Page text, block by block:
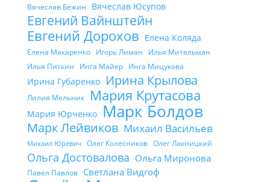
Вячеслав Бежин Вячеслав Юсупов
Евгений Вайнштейн
Евгений Дорохов Елена Коляда
Елена Макаренко Игорь Лиман
Илья Мительман
Илья Питкин
Инга Майер Инга Мицукова
Ирина Губаренко Ирина Крылова
Лилия Мельник Мария Крутасова
Мария Юрченко Марк Болдов
Марк Лейвиков Михаил Васильев
Михаил Юревич Олег Колесников Олег Лакницкий
Ольга Достовалова Ольга Миронова
Павел Павлов Светлана Видгоф